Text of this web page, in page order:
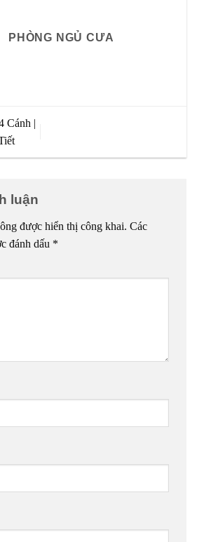
PHÒNG NGỦ CƯA
Cánh |
luận
được hiển thị công khai. Các
đánh dấu *